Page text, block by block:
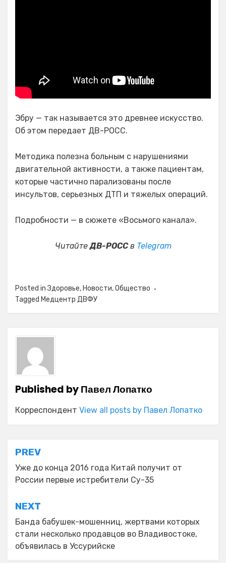
Эбру — так называется это древнее искусство.
Об этом передает ДВ-РОСС.
Методика полезна больным с нарушениями
двигательной активности, а также пациентам,
которые частично парализованы после
инсультов, серьезных ДТП и тяжелых операций.
Подробности — в сюжете «Восьмого канала».
ЧитайтеДВ-РОССв Telegram
Posted inЗдоровье, Новости,Общество
Tagged Медцентр ДВФУ
Published byПавел Лопатко
Корреспондент View all posts by Павел Лопатко
Навигация
по
записям
PREV
Уже до конца 2016 года Китай получит от
России первые истребители Су-35
NEXT
Банда бабушек-мошенниц, жертвами которых
стали несколько продавцов во Владивостоке,
объявилась в Уссурийске